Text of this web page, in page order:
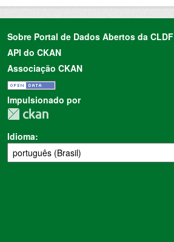
Sobre Portal de Dados Abertos da CLDF
API do CKAN
Associação CKAN
Impulsionado por
Idioma